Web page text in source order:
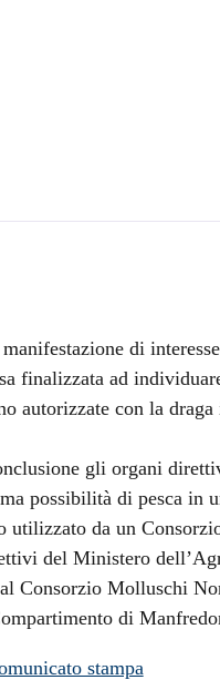
di
finalizzata ad
autorizzate con la
gli organi
possibilità di pesca in
utilizzato da un
del Ministero
Consorzio Molluschi
di
stampa